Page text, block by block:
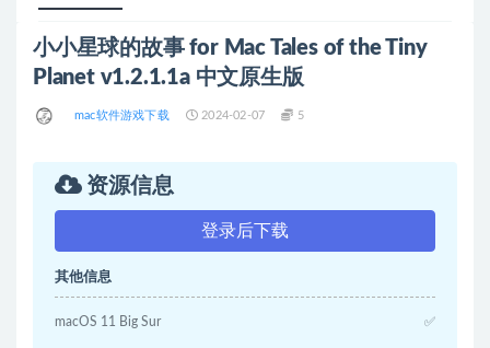
小小星球的故事 for Mac Tales of the Tiny
Planet v1.2.1.1a 中文原生版
mac软件游戏下载 2024-02-07 5
资源信息
登录后下载
其他信息
macOS 11 Big Sur ✅